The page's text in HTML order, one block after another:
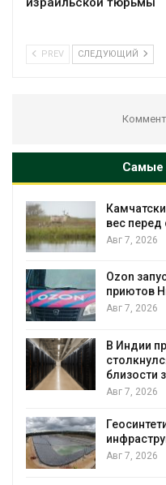
PREV СЛЕДУЮЩИЙ
Самые
вес перед
Авг 7, 2026
Ozon
приютов
Авг 7, 2026
В Индии
близости
Авг 7, 2026
Авг 7, 2026